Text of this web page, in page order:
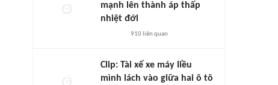
mạnh lên thành áp thấp
nhiệt đới
910 liên quan
Clip: Tài xế xe máy liều
mình lách vào giữa hai ô tô